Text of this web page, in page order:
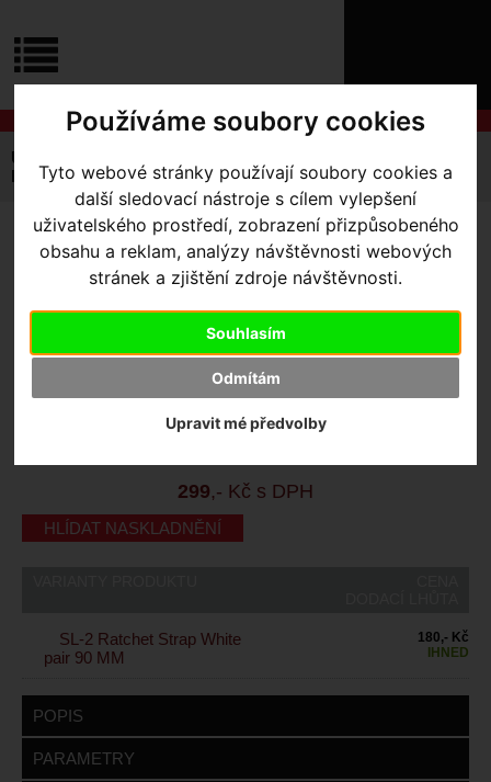
Používáme soubory cookies
Tyto webové stránky používají soubory cookies a
další sledovací nástroje s cílem vylepšení
uživatelského prostředí, zobrazení přizpůsobeného
obsahu a reklam, analýzy návštěvnosti webových
stránek a zjištění zdroje návštěvnosti.
Souhlasím
Odmítám
Upravit mé předvolby
O
O
NÁKUPU
SLUŽBY
Úvodní strana
Doplňky
Ratchet Straps
RATCHET STRAPS- Ratchet
Strap Black pr STD 93 MM
Výrobce:
kontaktujte nás
299,- Kč s DPH
HLÍDAT NASKLADNĚNÍ
SL-2 Ratchet Strap White
pair 90 MM
180,- Kč
IHNED
POPIS
PARAMETRY